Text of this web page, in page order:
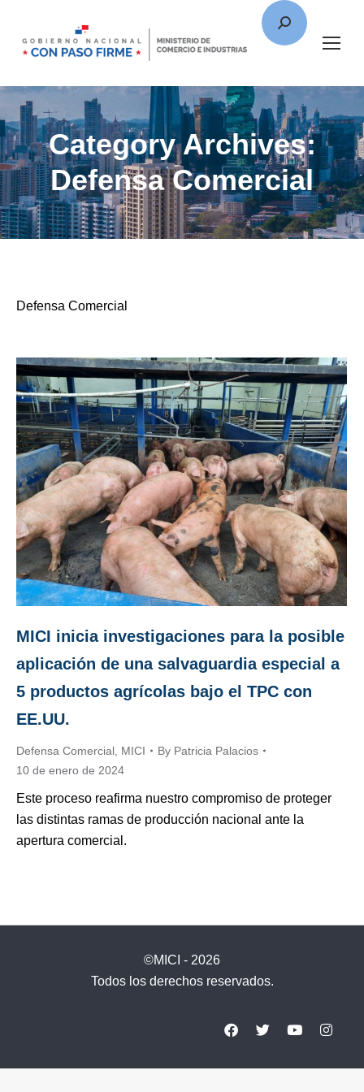
Category Archives:
Defensa Comercial
Defensa Comercial
MICI inicia investigaciones para la posible
aplicación de una salvaguardia especial a
5 productos agrícolas bajo el TPC con
EE.UU.
Defensa Comercial MICI By Patricia Palacios
10 de enero de 2024
Este proceso reafirma nuestro compromiso de proteger
las distintas ramas de producción nacional ante la
apertura comercial.
©MICI - 2026
Todos los derechos reservados.